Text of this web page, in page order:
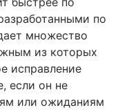
по
множество
из которых
исправление
если он не
или ожиданиям